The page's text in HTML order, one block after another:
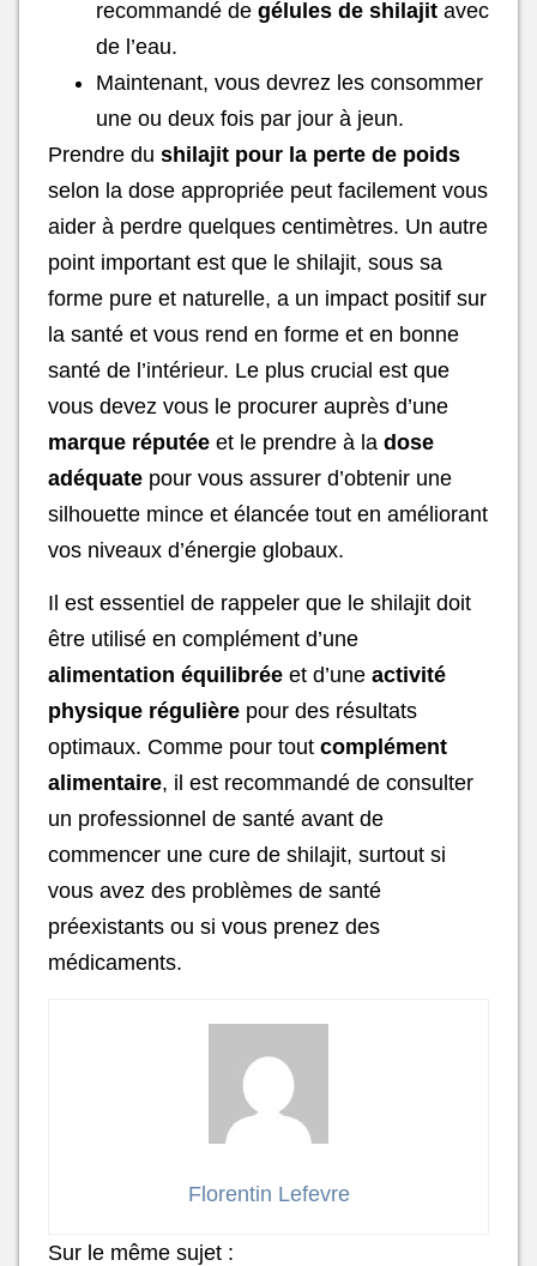
recommandé de gélules de shilajit avec
de l’eau.
Maintenant, vous devrez les consommer
une ou deux fois par jour à jeun.
Prendre du shilajit pour la perte de poids
selon la dose appropriée peut facilement vous
aider à perdre quelques centimètres. Un autre
point important est que le shilajit, sous sa
forme pure et naturelle, a un impact positif sur
la santé et vous rend en forme et en bonne
santé de l’intérieur. Le plus crucial est que
vous devez vous le procurer auprès d’une
marque réputée et le prendre à la dose
adéquate pour vous assurer d’obtenir une
silhouette mince et élancée tout en améliorant
vos niveaux d’énergie globaux.
Il est essentiel de rappeler que le shilajit doit
être utilisé en complément d’une
alimentation équilibrée et d’une activité
physique régulière pour des résultats
optimaux. Comme pour tout complément
alimentaire, il est recommandé de consulter
un professionnel de santé avant de
commencer une cure de shilajit, surtout si
vous avez des problèmes de santé
préexistants ou si vous prenez des
médicaments.
Florentin Lefevre
Sur le même sujet :